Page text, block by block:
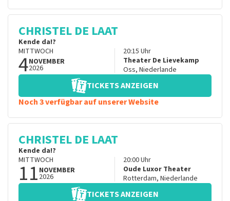
CHRISTEL DE LAAT
Kende da!?
MITTWOCH
4NOVEMBER
2026
20:15 Uhr
Theater De Lievekamp
Oss, Niederlande
TICKETS ANZEIGEN
Noch 3 verfügbar auf unserer Website
CHRISTEL DE LAAT
Kende da!?
MITTWOCH
11 NOVEMBER
2026
20:00Uhr
Oude Luxor Theater
Rotterdam, Niederlande
TICKETS ANZEIGEN